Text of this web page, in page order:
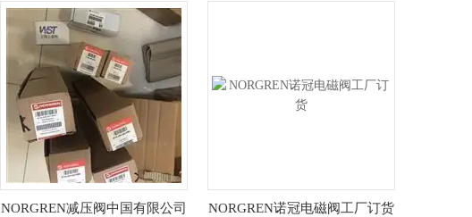
NORGREN减压阀中国有限公司 NORGREN诺冠电磁阀工厂订货